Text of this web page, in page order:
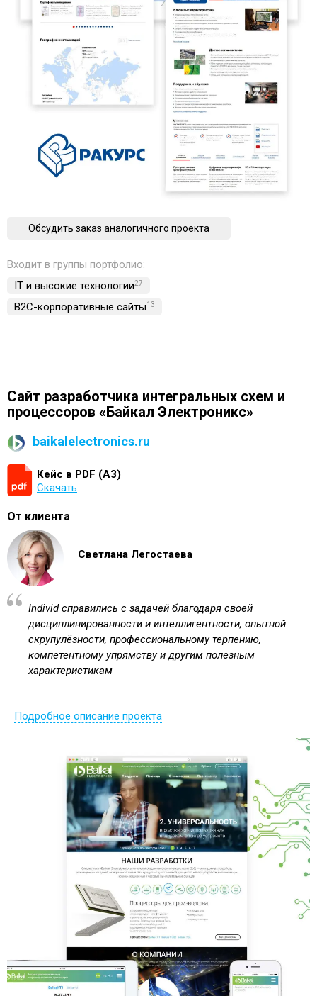
Обсудить заказ аналогичного проекта
Входит в группы портфолио:
IT и высокие технологии27
B2C-корпоративные сайты13
Сайт разработчика интегральных схем и
процессоров «Байкал Электроникс»
baikalelectronics.ru
Кейс в PDF (А3)
Скачать
От клиента
Светлана Легостаева
Individ справились с задачей благодаря своей
дисциплинированности и интеллигентности, опытной
скрупулёзности, профессиональному терпению,
компетентному упрямству и другим полезным
характеристикам
Подробное описание проекта